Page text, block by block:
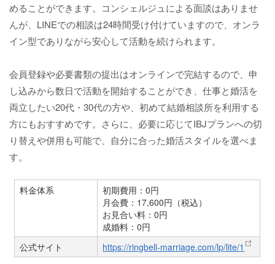
めることができます。コンシェルジュによる面談はありませ
んが、LINEでの相談は24時間受け付けていますので、オンラ
イン型でありながら安心して活動を続けられます。
会員登録や必要書類の提出はオンラインで完結するので、申
し込みから数日で活動を開始することができ、仕事と婚活を
両立したい20代・30代の方や、初めて結婚相談所を利用する
方にもおすすめです。さらに、必要に応じてIBJプランへの切
り替えや併用も可能で、自分に合った婚活スタイルを選べま
す。
料金体系
初期費用：0円
月会費：17,600円（税込）
お見合い料：0円
成婚料：0円
公式サイト
https://ringbell-marriage.com/lp/lite/1